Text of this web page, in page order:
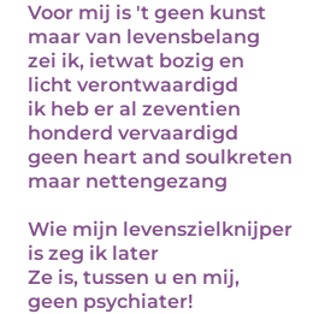
Voor mij is 't geen kunst
maar van levensbelang
zei ik, ietwat bozig en
licht verontwaardigd
ik heb er al zeventien
honderd vervaardigd
geen heart and soulkreten
maar nettengezang
Wie mijn levenszielknijper
is zeg ik later
Ze is, tussen u en mij,
geen psychiater!